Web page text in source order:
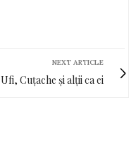
NEXT ARTICLE
Ufi, Cuțache și alții ca ei